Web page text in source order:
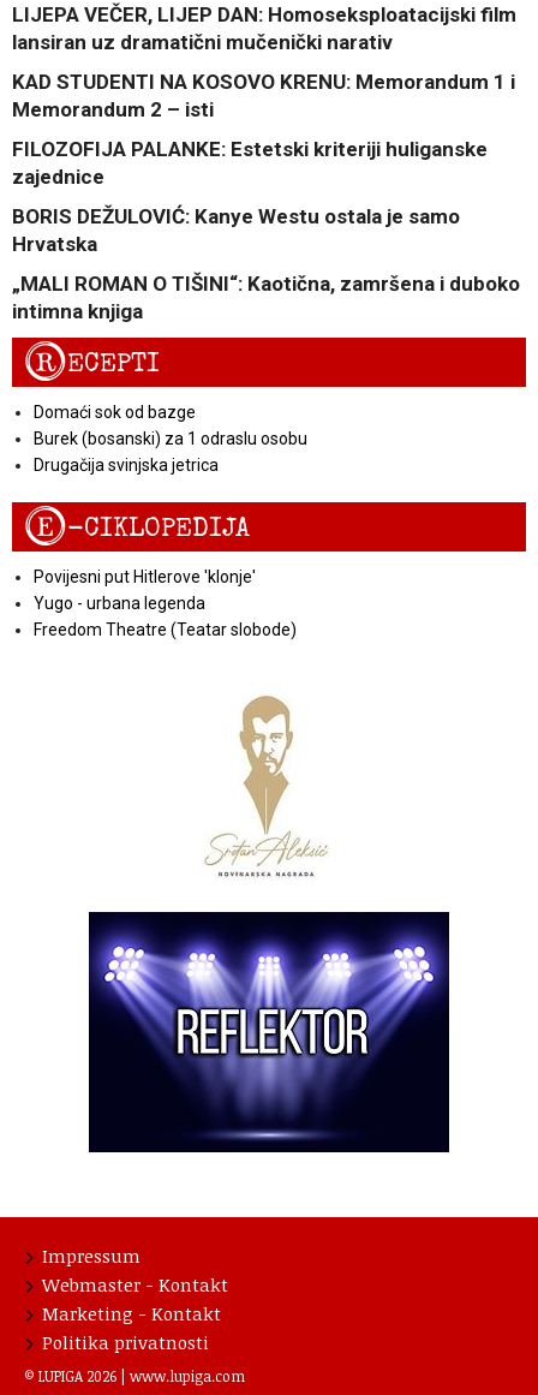
LIJEPA VEČER, LIJEP DAN: Homoseksploatacijski film
lansiran uz dramatični mučenički narativ
KAD STUDENTI NA KOSOVO KRENU: Memorandum 1 i
Memorandum 2 – isti
FILOZOFIJA PALANKE: Estetski kriteriji huliganske
zajednice
BORIS DEŽULOVIĆ: Kanye Westu ostala je samo
Hrvatska
„MALI ROMAN O TIŠINI“: Kaotična, zamršena i duboko
intimna knjiga
RECEPTI
Domaći sok od bazge
Burek (bosanski) za 1 odraslu osobu
Drugačija svinjska jetrica
E-CIKLOPEDIJA
Povijesni put Hitlerove 'klonje'
Yugo - urbana legenda
Freedom Theatre (Teatar slobode)
Impressum
Webmaster - Kontakt
Marketing - Kontakt
Politika privatnosti
© LUPIGA 2026 | www.lupiga.com